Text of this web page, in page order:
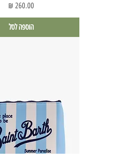
מחיר
הוספה לסל